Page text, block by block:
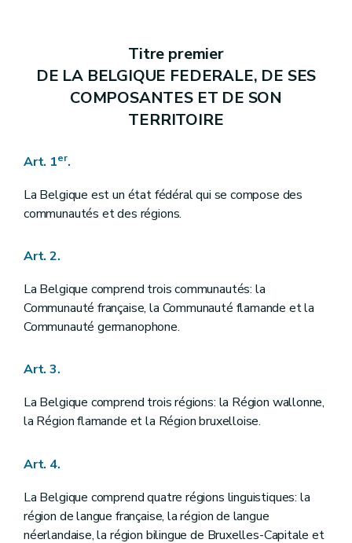
DES POUVOIRS
Art. 33
Art. 34
Art. 35
Art. 38
Art. 39
Art. 41
Chapitre premier DES CHAMBRES FEDERALES
Art. 46
Art. 47
Art. 48
Art. 49
Art. 54
Art. 55
Art. 60
Section première
De la Chambre des représentants
Art. 61
Titre premier
DE LA BELGIQUE FEDERALE, DE SES
COMPOSANTES ET DE SON
TERRITOIRE
Art. 1er.
La Belgique est un état fédéral qui se compose des
communautés et des régions.
Art. 2.
La Belgique comprend trois communautés: la
Communauté française, la Communauté flamande et la
Communauté germanophone.
Art. 3.
La Belgique comprend trois régions: la Région wallonne,
la Région flamande et la Région bruxelloise.
Art. 4.
La Belgique comprend quatre régions linguistiques: la
région de langue française, la région de langue
néerlandaise, la région bilingue de Bruxelles-Capitale et